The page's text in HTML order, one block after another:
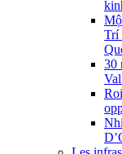
Trí
30